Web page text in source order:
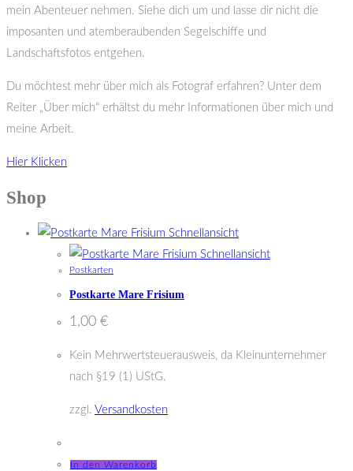
mein Abenteuer nehmen. Siehe dich um und lasse dir nicht die
imposanten und atemberaubenden Segelschiffe und
Landschaftsfotos entgehen.
Du möchtest mehr über mich als Fotograf erfahren? Unter dem
Reiter „Über mich“ erhältst du mehr Informationen über mich und
meine Arbeit.
Hier Klicken
Shop
Schnellansicht
Schnellansicht
Postkarten
Postkarte Mare Frisium
1,00 €
Kein Mehrwertsteuerausweis, da Kleinunternehmer
nach §19 (1) UStG.
zzgl. Versandkosten
In den Warenkorb